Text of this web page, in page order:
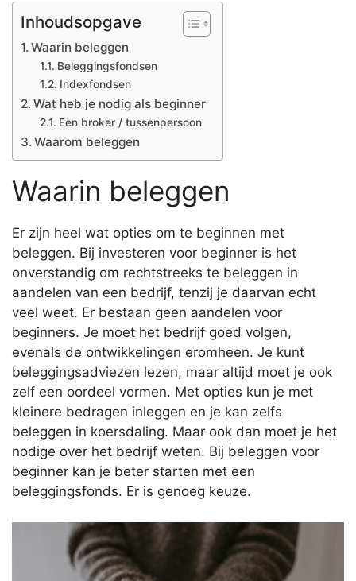
Inhoudsopgave
Waarin beleggen
Beleggingsfondsen
Indexfondsen
Wat heb je nodig als beginner
Een broker / tussenpersoon
Waarom beleggen
Waarin beleggen
Er zijn heel wat opties om te beginnen met
beleggen. Bij investeren voor beginner is het
onverstandig om rechtstreeks te beleggen in
aandelen van een bedrijf, tenzij je daarvan echt
veel weet. Er bestaan geen aandelen voor
beginners. Je moet het bedrijf goed volgen,
evenals de ontwikkelingen eromheen. Je kunt
beleggingsadviezen lezen, maar altijd moet je ook
zelf een oordeel vormen. Met opties kun je met
kleinere bedragen inleggen en je kan zelfs
beleggen in koersdaling. Maar ook dan moet je het
nodige over het bedrijf weten. Bij beleggen voor
beginner kan je beter starten met een
beleggingsfonds. Er is genoeg keuze.